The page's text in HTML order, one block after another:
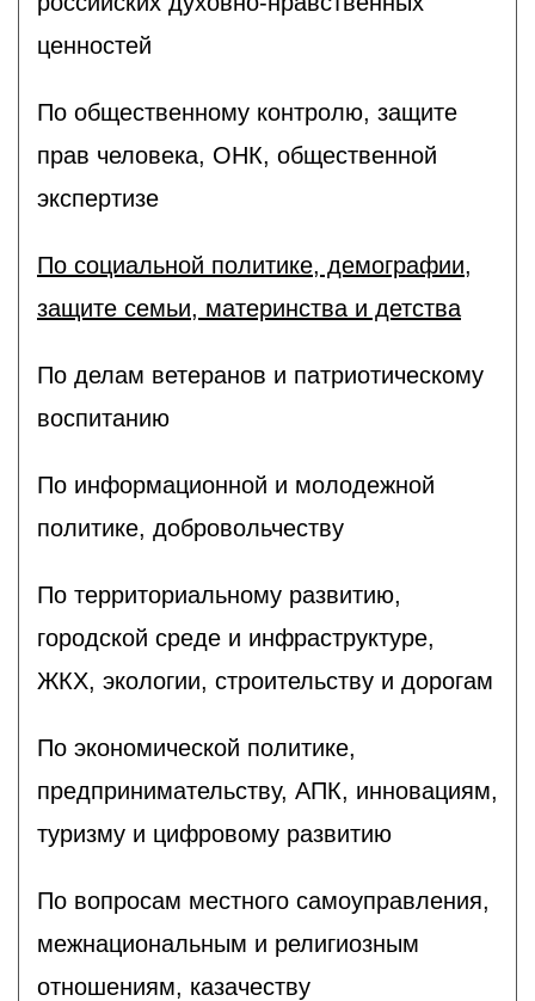
ценностей
По общественному контролю, защите
прав человека, ОНК, общественной
экспертизе
По социальной политике, демографии,
защите семьи, материнства и детства
По делам ветеранов и патриотическому
воспитанию
По информационной и молодежной
политике, добровольчеству
По территориальному развитию,
городской среде и инфраструктуре,
ЖКХ, экологии, строительству и дорогам
По экономической политике,
предпринимательству, АПК, инновациям,
туризму и цифровому развитию
По вопросам местного самоуправления,
межнациональным и религиозным
отношениям, казачеству